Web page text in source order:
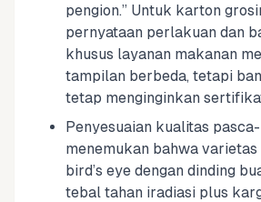
pengion.” Untuk karton
pernyataan perlakuan dan
khusus layanan makanan
tampilan berbeda, tetapi
tetap menginginkan
Penyesuaian kualitas
menemukan bahwa varietas
bird’s eye dengan dinding
tebal tahan iradiasi plus